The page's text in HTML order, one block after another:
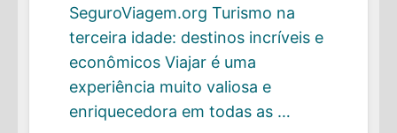
SeguroViagem.org Turismo na
terceira idade: destinos incríveis e
econômicos Viajar é uma
experiência muito valiosa e
enriquecedora em todas as …